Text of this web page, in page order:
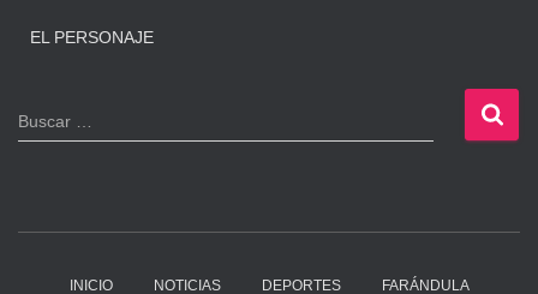
EL PERSONAJE
B
u
Buscar …
INICIO NOTICIAS DEPORTES FARÁNDULA